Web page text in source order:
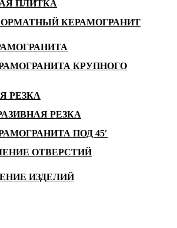
ПЛИТКА
КЕРАМОГРАНИТ
КРУПНОГО
РЕЗКА
РЕЗКА
ПОД 45′
ОТВЕРСТИЙ
ИЗДЕЛИЙ